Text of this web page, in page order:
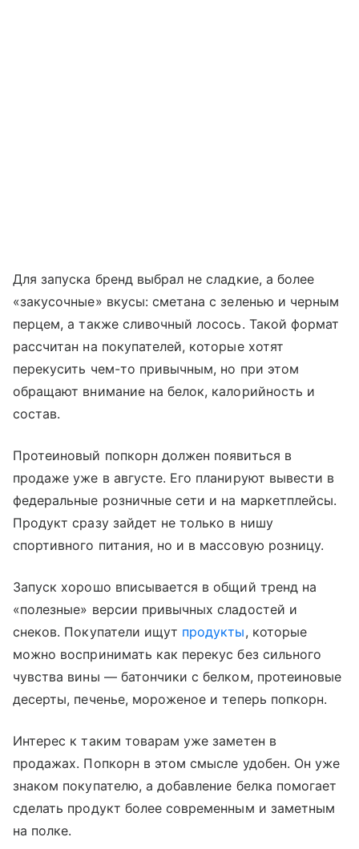
Для запуска бренд выбрал не сладкие, а более
«закусочные» вкусы: сметана с зеленью и черным
перцем, а также сливочный лосось. Такой формат
рассчитан на покупателей, которые хотят
перекусить чем-то привычным, но при этом
обращают внимание на белок, калорийность и
состав.
Протеиновый попкорн должен появиться в
продаже уже в августе. Его планируют вывести в
федеральные розничные сети и на маркетплейсы.
Продукт сразу зайдет не только в нишу
спортивного питания, но и в массовую розницу.
Запуск хорошо вписывается в общий тренд на
«полезные» версии привычных сладостей и
снеков. Покупатели ищут продукты, которые
можно воспринимать как перекус без сильного
чувства вины — батончики с белком, протеиновые
десерты, печенье, мороженое и теперь попкорн.
Интерес к таким товарам уже заметен в
продажах. Попкорн в этом смысле удобен. Он уже
знаком покупателю, а добавление белка помогает
сделать продукт более современным и заметным
на полке.